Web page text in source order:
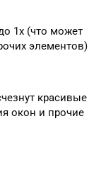
1х (что может
элементов)
красивые
окон и прочие